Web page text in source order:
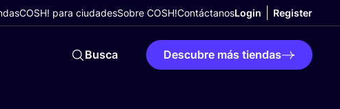
COSH! para ciudadesSobre COSH!ContáctanosLogin Register
Busca Descubre más tiendas